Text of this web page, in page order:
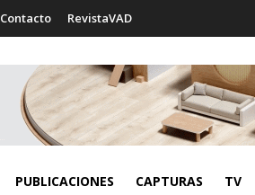
Contacto RevistaVAD
PUBLICACIONES CAPTURAS TV